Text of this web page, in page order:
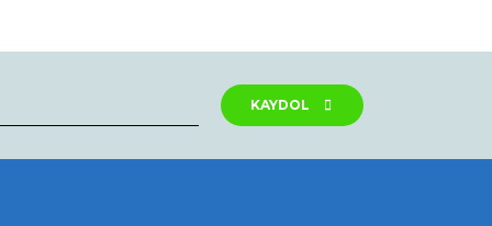
KAYDOL